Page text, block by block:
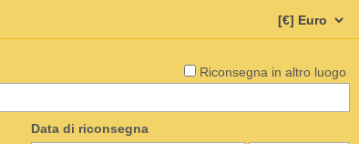
Riconsegna in altro luogo
Data di riconsegna